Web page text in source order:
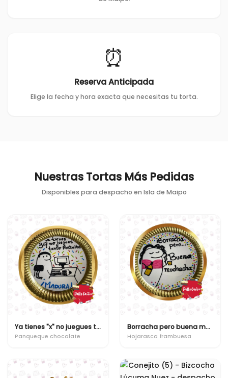
⏰
Reserva Anticipada
Elige la fecha y hora exacta que necesitas tu torta.
Nuestras Tortas Más Pedidas
Disponibles para despacho en Isla de Maipo
Ya tienes "x" no juegues tanto fornite
Panqueque chocolate
Borracha pero buena muchacha
Hojarasca frambuesa